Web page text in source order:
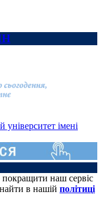
імені
наш сервіс
в нашій політиці